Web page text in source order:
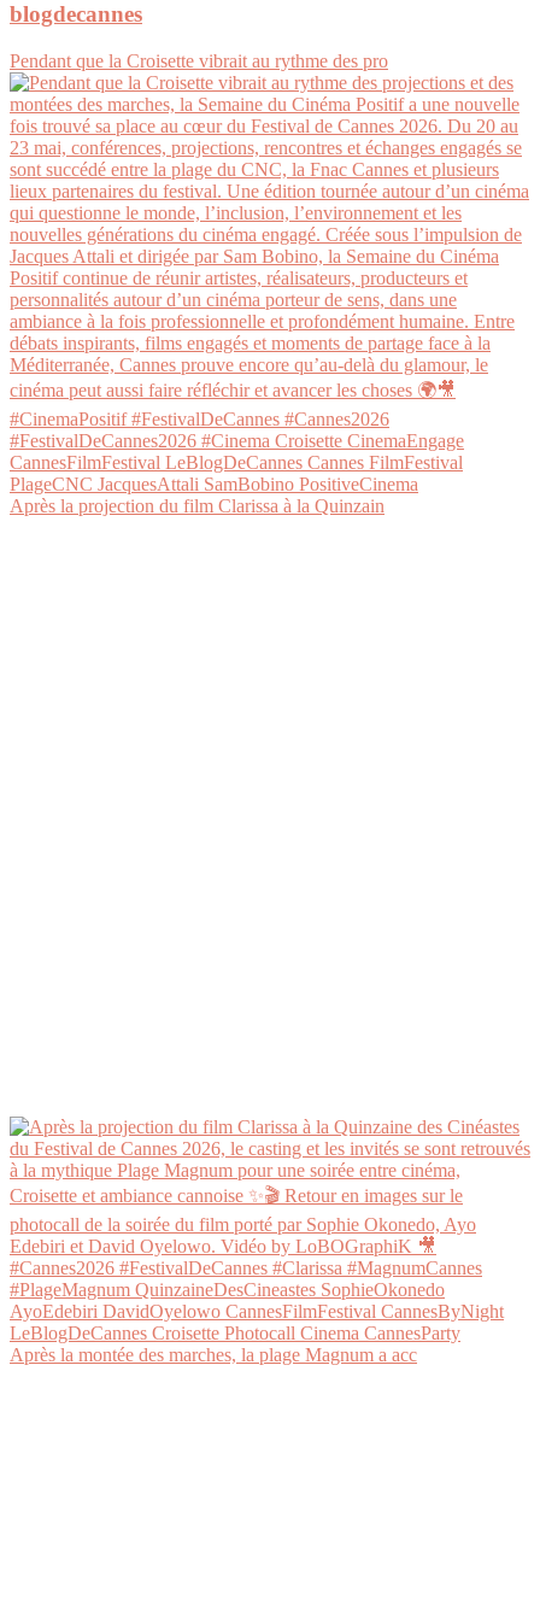
blogdecannes
Pendant que la Croisette vibrait au rythme des pro
Après la projection du film Clarissa à la Quinzain
Après la montée des marches, la plage Magnum a acc